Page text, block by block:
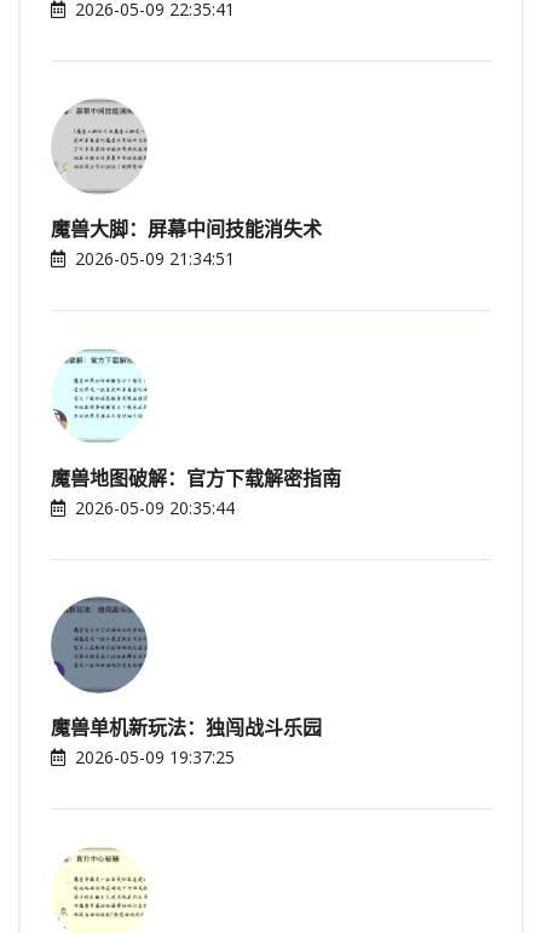
2026-05-09 22:35:41
魔兽大脚：屏幕中间技能消失术
2026-05-09 21:34:51
魔兽地图破解：官方下载解密指南
2026-05-09 20:35:44
魔兽单机新玩法：独闯战斗乐园
2026-05-09 19:37:25